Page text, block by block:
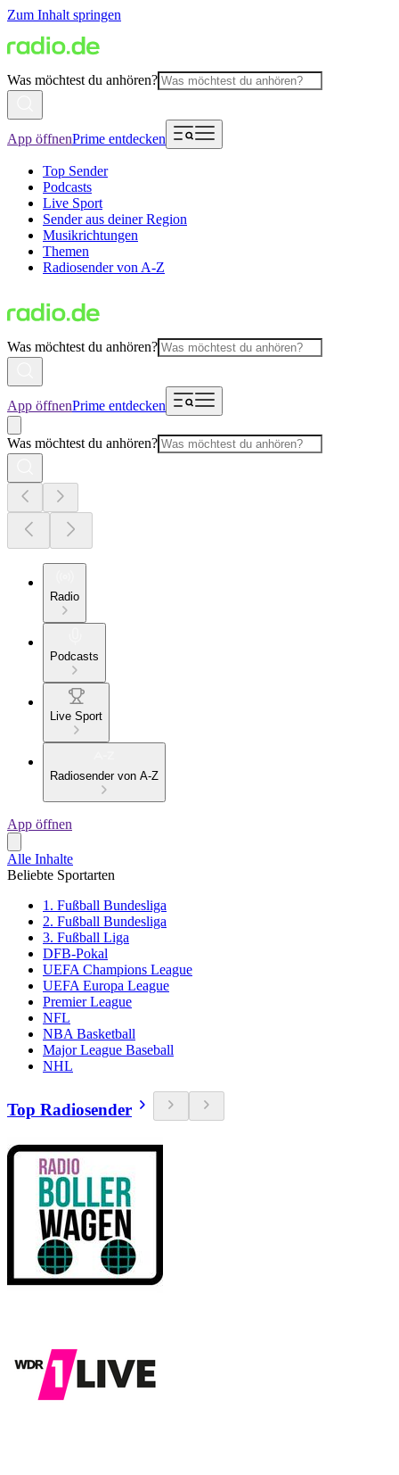
Zum Inhalt springen
Was möchtest du anhören?
App öffnenPrime entdecken
Top Sender
Podcasts
Live Sport
Sender aus deiner Region
Musikrichtungen
Themen
Radiosender von A-Z
Was möchtest du anhören?
App öffnenPrime entdecken
Was möchtest du anhören?
Radio
Podcasts
Live Sport
Radiosender von A-Z
App öffnen
Alle Inhalte
Beliebte Sportarten
1. Fußball Bundesliga
2. Fußball Bundesliga
3. Fußball Liga
DFB-Pokal
UEFA Champions League
UEFA Europa League
Premier League
NFL
NBA Basketball
Major League Baseball
NHL
Top Radiosender